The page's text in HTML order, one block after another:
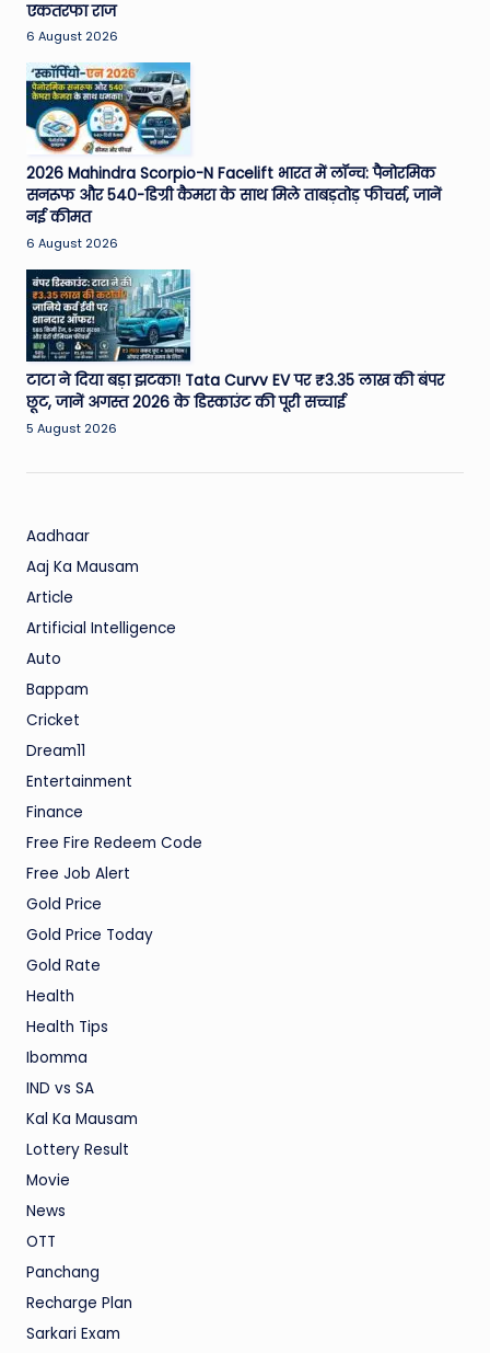
एकतरफा राज
6 August 2026
2026 Mahindra Scorpio-N Facelift भारत में लॉन्च: पैनोरमिक
सनरूफ और 540-डिग्री कैमरा के साथ मिले ताबड़तोड़ फीचर्स, जानें
नई कीमत
6 August 2026
टाटा ने दिया बड़ा झटका! Tata Curvv EV पर ₹3.35 लाख की बंपर
छूट, जानें अगस्त 2026 के डिस्काउंट की पूरी सच्चाई
5 August 2026
Aadhaar
Aaj Ka Mausam
Article
Artificial Intelligence
Auto
Bappam
Cricket
Dream11
Entertainment
Finance
Free Fire Redeem Code
Free Job Alert
Gold Price
Gold Price Today
Gold Rate
Health
Health Tips
Ibomma
IND vs SA
Kal Ka Mausam
Lottery Result
Movie
News
OTT
Panchang
Recharge Plan
Sarkari Exam